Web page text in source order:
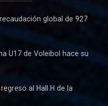
global de 927
U17 de Voleibol hace su
al Hall H de la